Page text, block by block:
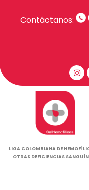
Contáctanos:
LIGA COLOMBIANA DE
OTRAS DEFICIENCIAS